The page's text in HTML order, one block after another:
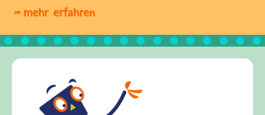
mehr erfahren
Frieden Fragen